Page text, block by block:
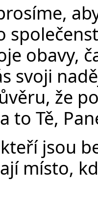
obavy,
svoji
že
to Tě,
jsou
místo,